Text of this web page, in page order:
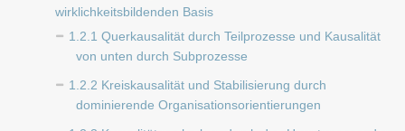
wirklichkeitsbildenden Basis
1.2.1 Querkausalität durch Teilprozesse und Kausalität
von unten durch Subprozesse
1.2.2 Kreiskausalität und Stabilisierung durch
dominierende Organisationsorientierungen